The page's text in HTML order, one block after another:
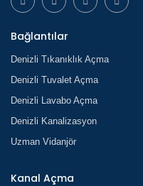
Bağlantılar
Denizli Tıkanıklık Açma
Denizli Tuvalet Açma
Denizli Lavabo Açma
Denizli Kanalizasyon
Uzman Vidanjör
Kanal Açma